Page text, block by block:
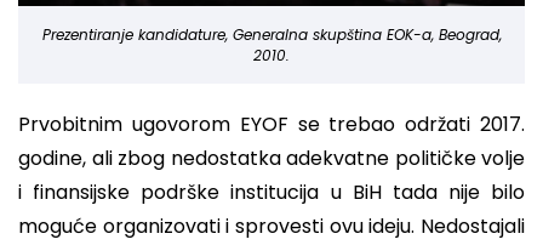
Prezentiranje kandidature, Generalna skupština EOK-a, Beograd,
2010.
Prvobitnim ugovorom EYOF se trebao održati 2017.
godine, ali zbog nedostatka adekvatne političke volje
i finansijske podrške institucija u BiH tada nije bilo
moguće organizovati i sprovesti ovu ideju. Nedostajali